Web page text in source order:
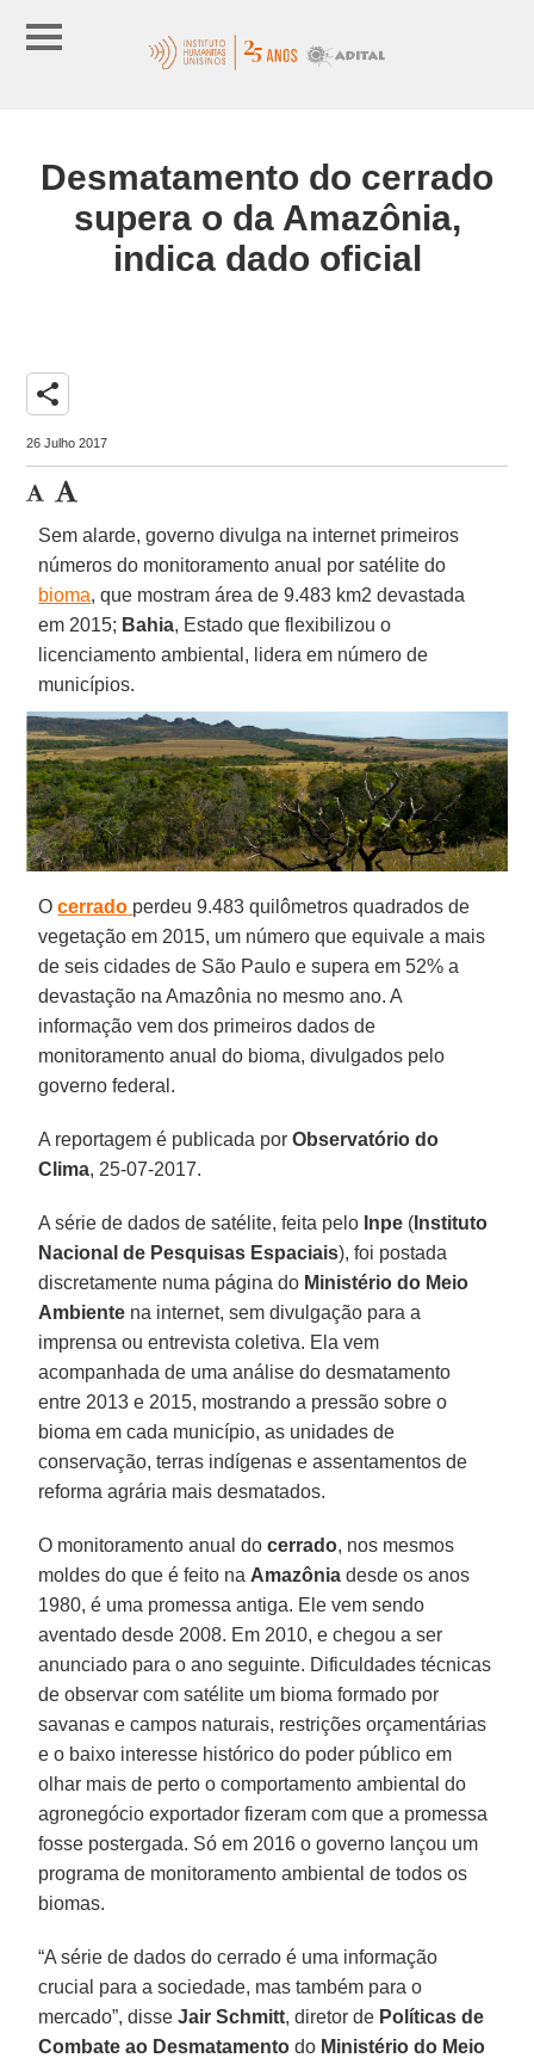
Desmatamento do cerrado
supera o da Amazônia,
indica dado oficial
share
26 Julho 2017
Sem alarde, governo divulga na internet primeiros
números do monitoramento anual por satélite do
bioma, que mostram área de 9.483 km2 devastada
em 2015; Bahia, Estado que flexibilizou o
licenciamento ambiental, lidera em número de
municípios.
Ocerrado perdeu 9.483 quilômetros quadrados de
vegetação em 2015, um número que equivale a mais
de seis cidades de São Paulo e supera em 52% a
devastação na Amazônia no mesmo ano. A
informação vem dos primeiros dados de
monitoramento anual do bioma, divulgados pelo
governo federal.
A reportagem é publicada porObservatório do
Clima, 25-07-2017.
A série de dados de satélite, feita pelo Inpe ( Instituto
Nacional de Pesquisas Espaciais), foi postada
discretamente numa página do Ministério do Meio
Ambiente na internet, sem divulgação para a
imprensa ou entrevista coletiva. Ela vem
acompanhada de uma análise do desmatamento
entre 2013 e 2015, mostrando a pressão sobre o
bioma em cada município, as unidades de
conservação, terras indígenas e assentamentos de
reforma agrária mais desmatados.
O monitoramento anual docerrado, nos mesmos
moldes do que é feito na Amazônia desde os anos
1980, é uma promessa antiga. Ele vem sendo
aventado desde 2008. Em 2010, e chegou a ser
anunciado para o ano seguinte. Dificuldades técnicas
de observar com satélite um bioma formado por
savanas e campos naturais, restrições orçamentárias
e o baixo interesse histórico do poder público em
olhar mais de perto o comportamento ambiental do
agronegócio exportador fizeram com que a promessa
fosse postergada. Só em 2016 o governo lançou um
programa de monitoramento ambiental de todos os
biomas.
“A série de dados do cerrado é uma informação
crucial para a sociedade, mas também para o
mercado”, disseJair Schmitt, diretor de Políticas de
Combate ao Desmatamento do Ministério do Meio